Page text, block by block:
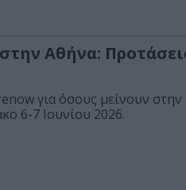
Αθήνα:
για όσους μείνουν στην
6-7 Ιουνίου 2026.